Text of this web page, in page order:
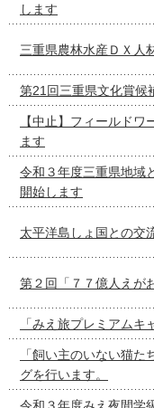
します
三重県農林水産ＤＸ人
第21回三重県文化賞候
【中止】フィールド
ます
令和３年度三重県地域
開始します
太平洋島しょ国との交
第２回「７７億人えが
「みえ旅プレミアム
「飼い主のいない猫
グを行います。
令和３年度みえ夜間学